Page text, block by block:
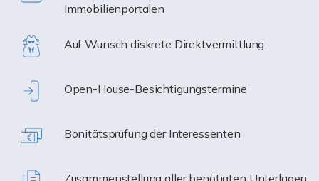
Immobilienportalen
Auf Wunsch diskrete Direktvermittlung
Open-House-Besichtigungstermine
Bonitätsprüfung der Interessenten
Zusammenstellung aller benötigten Unterlagen